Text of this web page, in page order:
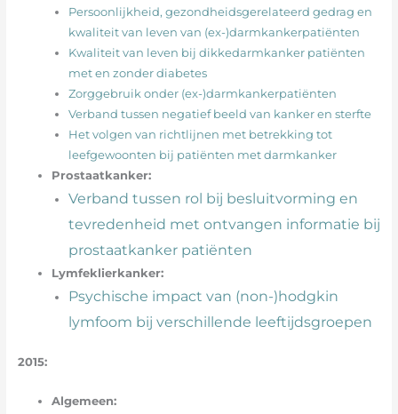
Persoonlijkheid, gezondheidsgerelateerd gedrag en
kwaliteit van leven van (ex-)darmkankerpatiënten
Kwaliteit van leven bij dikkedarmkanker patiënten
met en zonder diabetes
Zorggebruik onder (ex-)darmkankerpatiënten
Verband tussen negatief beeld van kanker en sterfte
Het volgen van richtlijnen met betrekking tot
leefgewoonten bij patiënten met darmkanker
Prostaatkanker:
Verband tussen rol bij besluitvorming en
tevredenheid met ontvangen informatie bij
prostaatkanker patiënten
Lymfeklierkanker:
Psychische impact van (non-)hodgkin
lymfoom bij verschillende leeftijdsgroepen
2015:
Algemeen: